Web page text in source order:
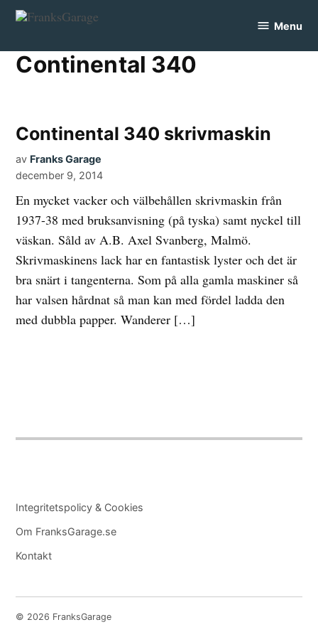
Skip
content
Menu
Continental 340
Continental 340 skrivmaskin
av Franks Garage
december 9, 2014
En mycket vacker och välbehållen skrivmaskin från
1937-38 med bruksanvisning (på tyska) samt nyckel till
väskan. Såld av A.B. Axel Svanberg, Malmö.
Skrivmaskinens lack har en fantastisk lyster och det är
bra snärt i tangenterna. Som på alla gamla maskiner så
har valsen hårdnat så man kan med fördel ladda den
med dubbla papper. Wanderer […]
Integritetspolicy & Cookies
Om FranksGarage.se
Kontakt
© 2026 FranksGarage